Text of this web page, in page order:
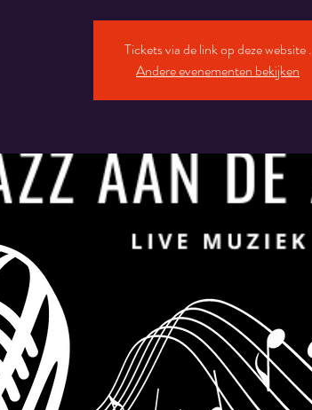
Tickets via de link op deze website .
Andere evenementen bekijken